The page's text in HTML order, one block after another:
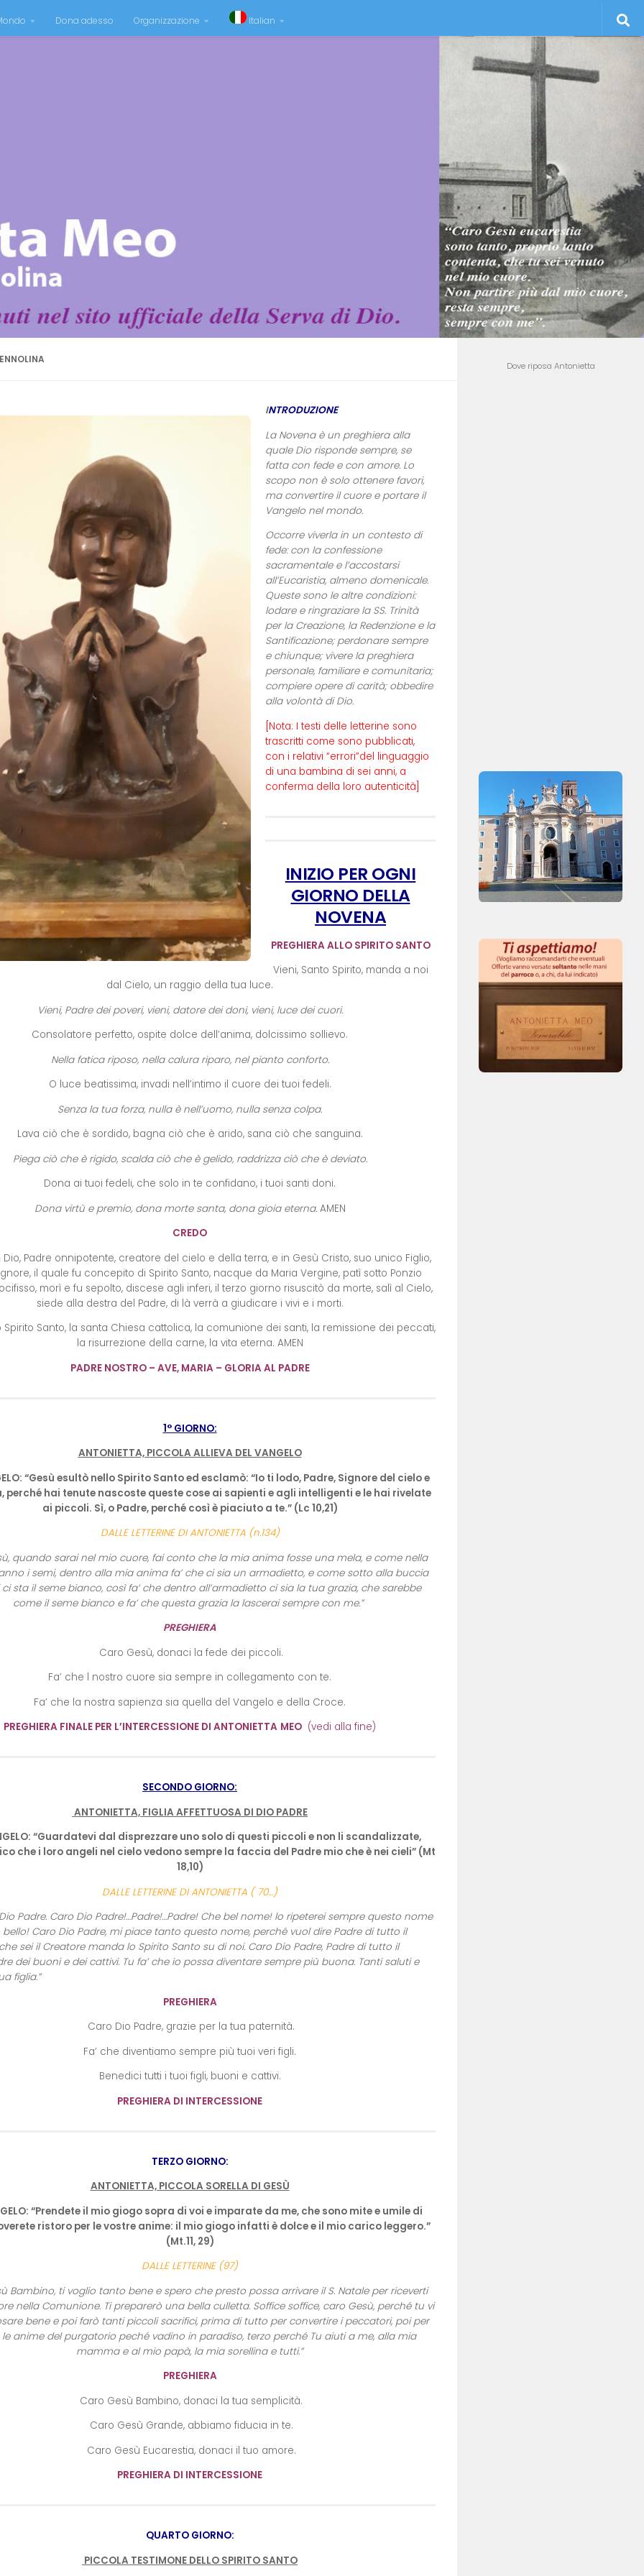
Dona adesso Organizzazione Italian
INTRODUZIONE
La Novena è un preghiera alla
quale Dio risponde sempre, se
fatta con fede e con amore. Lo
scopo non è solo ottenere favori,
ma convertire il cuore e portare il
Vangelo nel mondo.
Occorre viverla in un contesto di
fede: con la confessione
sacramentale e l’accostarsi
all’Eucaristia, almeno domenicale.
Queste sono le altre condizioni:
lodare e ringraziare la SS. Trinità
per la Creazione, la Redenzione e la
Santificazione; perdonare sempre
e chiunque; vivere la preghiera
personale, familiare e comunitaria;
compiere opere di carità; obbedire
alla volontà di Dio.
[Nota: I testi delle letterine sono
trascritti come sono pubblicati,
con i relativi “errori”del linguaggio
di una bambina di sei anni, a
conferma della loro autenticità]
INIZIO PER OGNI
GIORNO DELLA
NOVENA
PREGHIERA ALLO SPIRITO SANTO
Vieni, Santo Spirito, manda a noi
dal Cielo, un raggio della tua luce.
Vieni, Padre dei poveri, vieni, datore dei doni, vieni, luce dei cuori.
Consolatore perfetto, ospite dolce dell’anima, dolcissimo sollievo.
Nella fatica riposo, nella calura riparo, nel pianto conforto.
O luce beatissima, invadi nell’intimo il cuore dei tuoi fedeli.
Senza la tua forza, nulla è nell’uomo, nulla senza colpa.
Lava ciò che è sordido, bagna ciò che è arido, sana ciò che sanguina.
Piega ciò che è rigido, scalda ciò che è gelido, raddrizza ciò che è deviato.
Dona ai tuoi fedeli, che solo in te confidano, i tuoi santi doni.
Dona virtù e premio, dona morte santa, dona gioia eterna.AMEN
CREDO
Padre onnipotente, creatore del cielo e della terra, e in Gesù Cristo, suo unico Figlio,
il quale fu concepito di Spirito Santo, nacque da Maria Vergine, patì sotto Ponzio
morì e fu sepolto, discese agli inferi, il terzo giorno risuscitò da morte, salì al Cielo,
siede alla destra del Padre, di là verrà a giudicare i vivi e i morti.
Spirito Santo, la santa Chiesa cattolica, la comunione dei santi, la remissione dei peccati,
la risurrezione della carne, la vita eterna. AMEN
PADRE NOSTRO – AVE, MARIA – GLORIA AL PADRE
1° GIORNO:
ANTONIETTA, PICCOLA ALLIEVA DEL VANGELO
“Gesù esultò nello Spirito Santo ed esclamò: “Io ti lodo, Padre, Signore del cielo e
perché hai tenute nascoste queste cose ai sapienti e agli intelligenti e le hai rivelate
ai piccoli. Sì, o Padre, perché così è piaciuto a te.” (Lc 10,21)
DALLE LETTERINE DI ANTONIETTA (n.134)
quando sarai nel mio cuore, fai conto che la mia anima fosse una mela, e come nella
i semi, dentro alla mia anima fa’ che ci sia un armadietto, e come sotto alla buccia
sta il seme bianco, così fa’ che dentro all’armadietto ci sia la tua grazia, che sarebbe
come il seme bianco e fa’ che questa grazia la lascerai sempre con me.”
PREGHIERA
Caro Gesù, donaci la fede dei piccoli.
Fa’ che l nostro cuore sia sempre in collegamento con te.
Fa’ che la nostra sapienza sia quella del Vangelo e della Croce.
PREGHIERA FINALE PER L’INTERCESSIONE DI ANTONIETTA MEO (vedi alla fine)
SECONDO GIORNO:
ANTONIETTA, FIGLIA AFFETTUOSA DI DIO PADRE
“Guardatevi dal disprezzare uno solo di questi piccoli e non li scandalizzate,
che i loro angeli nel cielo vedono sempre la faccia del Padre mio che è nei cieli” (Mt
18,10)
DALLE LETTERINE DI ANTONIETTA ( 70…)
Padre. Caro Dio Padre!…Padre!…Padre! Che bel nome! lo ripeterei sempre questo nome
Caro Dio Padre, mi piace tanto questo nome, perché vuol dire Padre di tutto il
sei il Creatore manda lo Spirito Santo su di noi. Caro Dio Padre, Padre di tutto il
dei buoni e dei cattivi. Tu fa’ che io possa diventare sempre più buona. Tanti saluti e
figlia.”
PREGHIERA
Caro Dio Padre, grazie per la tua paternità.
Fa’ che diventiamo sempre più tuoi veri figli.
Benedici tutti i tuoi figli, buoni e cattivi.
PREGHIERA DI INTERCESSIONE
TERZO GIORNO:
ANTONIETTA, PICCOLA SORELLA DI GESÙ
“Prendete il mio giogo sopra di voi e imparate da me, che sono mite e umile di
ristoro per le vostre anime: il mio giogo infatti è dolce e il mio carico leggero.”
(Mt.11, 29)
DALLE LETTERINE (97)
Bambino, ti voglio tanto bene e spero che presto possa arrivare il S. Natale per riceverti
nella Comunione. Ti preparerò una bella culletta. Soffice soffice, caro Gesù, perché tu vi
bene e poi farò tanti piccoli sacrifici, prima di tutto per convertire i peccatori, poi per
le anime del purgatorio peché vadino in paradiso, terzo perché Tu aiuti a me, alla mia
mamma e al mio papà, la mia sorellina e tutti.”
PREGHIERA
Caro Gesù Bambino, donaci la tua semplicità.
Caro Gesù Grande, abbiamo fiducia in te.
Caro Gesù Eucarestia, donaci il tuo amore.
PREGHIERA DI INTERCESSIONE
QUARTO GIORNO:
PICCOLA TESTIMONE DELLO SPIRITO SANTO
Dove riposa Antonietta